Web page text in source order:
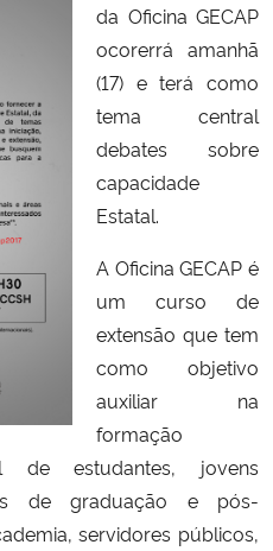
e Comunicações
Humanos
da Oficina GECAP
ocorerrá amanhã
(17) e terá como
tema central
debates sobre
capacidade
Estatal.
A Oficina GECAP é
um curso de
extensão que tem
como objetivo
auxiliar na
formação
de estudantes, jovens
de graduação e pós-
servidores públicos,